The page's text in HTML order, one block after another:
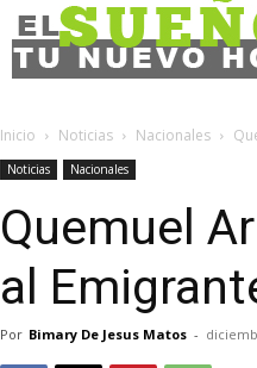
Inicio Noticias Nacionales
Noticias Nacionales
Quemuel
al
Por Bimary De Jesus Matos -